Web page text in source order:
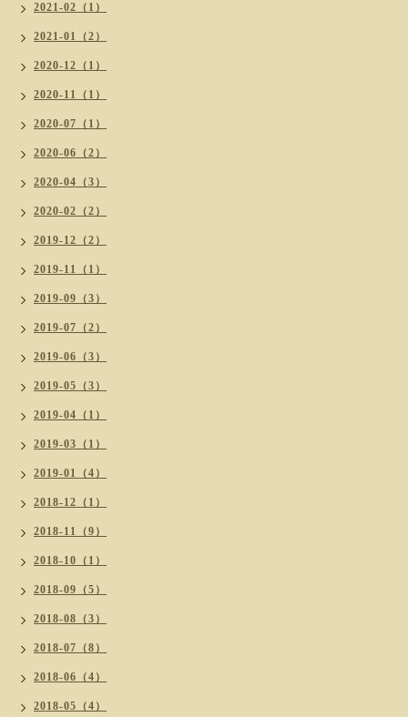
2021-02（1）
2021-01（2）
2020-12（1）
2020-11（1）
2020-07（1）
2020-06（2）
2020-04（3）
2020-02（2）
2019-12（2）
2019-11（1）
2019-09（3）
2019-07（2）
2019-06（3）
2019-05（3）
2019-04（1）
2019-03（1）
2019-01（4）
2018-12（1）
2018-11（9）
2018-10（1）
2018-09（5）
2018-08（3）
2018-07（8）
2018-06（4）
2018-05（4）